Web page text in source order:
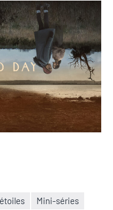
Mini-séries